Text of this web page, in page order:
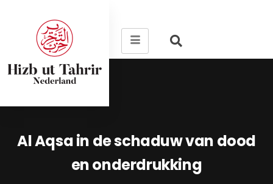
Al Aqsa in de schaduw van dood
en onderdrukking